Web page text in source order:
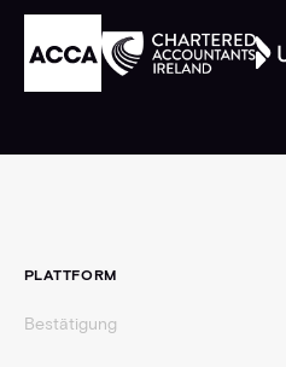
PLATTFORM
Bestätigung